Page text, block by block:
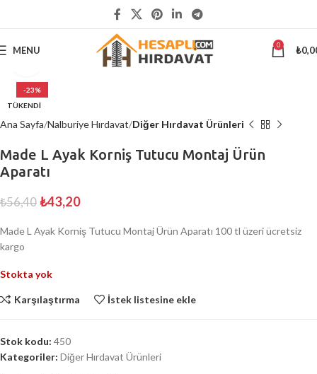
MENU 0 ₺
-23%
TÜKENDI
Büyütmek için tıklayın
Ana Sayfa Nalburiye Hırdavat Diğer Hırdavat Ürünleri
Made L Ayak Korniş Tutucu Montaj Ürün
Aparatı
₺56,40 ₺43,20
Made L Ayak Korniş Tutucu Montaj Ürün Aparatı 100 tl üzeri ücretsiz
kargo
Stokta yok
Karşılaştırma İstek listesine ekle
Stok kodu: 450
Kategoriler: Diğer Hırdavat Ürünleri
ÜSTÜ ALIŞVERİŞLERİNİZDE KARGO ÜCRETSİZ